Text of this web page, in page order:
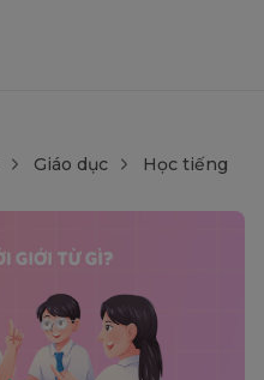
Giáo dục
Học tiếng